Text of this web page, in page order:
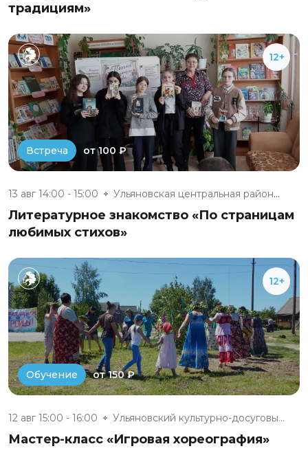
традициям»
12+
Встреча от 100 ₽
13 авг 14:00 - 15:00 Ульяновская центральная районн...
Литературное знакомство «По страницам
любимых стихов»
12+
Обучение от 150 ₽
12 авг 15:00 - 16:00 Ульяновский культурно-досуговы...
Мастер-класс «Игровая хореография»